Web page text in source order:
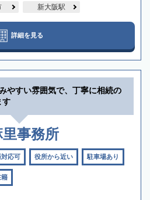
新大阪駅
詳細を見る
やすい雰囲気で、丁寧に相続の
す
事務所
応可 役所から近い 駐車場あり
籍